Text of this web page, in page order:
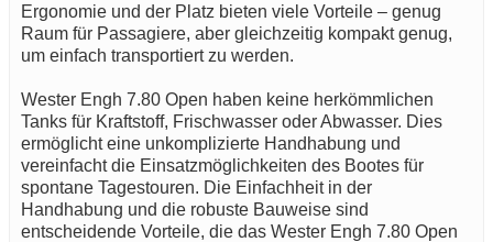
Ergonomie und der Platz bieten viele Vorteile – genug
Raum für Passagiere, aber gleichzeitig kompakt genug,
um einfach transportiert zu werden.
Wester Engh 7.80 Open haben keine herkömmlichen
Tanks für Kraftstoff, Frischwasser oder Abwasser. Dies
ermöglicht eine unkomplizierte Handhabung und
vereinfacht die Einsatzmöglichkeiten des Bootes für
spontane Tagestouren. Die Einfachheit in der
Handhabung und die robuste Bauweise sind
entscheidende Vorteile, die das Wester Engh 7.80 Open